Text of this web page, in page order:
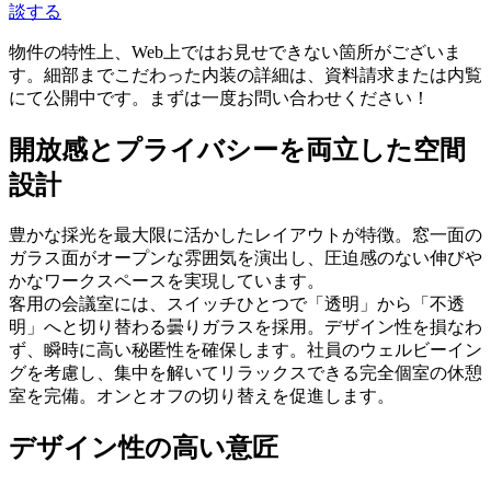
談する
物件の特性上、Web上ではお見せできない箇所がございま
す。細部までこだわった内装の詳細は、資料請求または内覧
にて公開中です。まずは一度お問い合わせください！
開放感とプライバシーを両立した空間
設計
豊かな採光を最大限に活かしたレイアウトが特徴。窓一面の
ガラス面がオープンな雰囲気を演出し、圧迫感のない伸びや
かなワークスペースを実現しています。
客用の会議室には、スイッチひとつで「透明」から「不透
明」へと切り替わる曇りガラスを採用。デザイン性を損なわ
ず、瞬時に高い秘匿性を確保します。社員のウェルビーイン
グを考慮し、集中を解いてリラックスできる完全個室の休憩
室を完備。オンとオフの切り替えを促進します。
デザイン性の高い意匠